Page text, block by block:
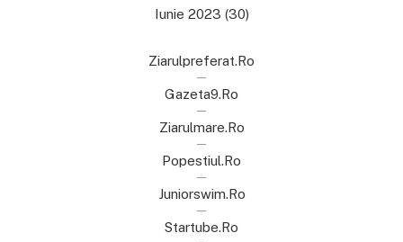
Iunie 2023 (30)
Ziarulpreferat.ro
Gazeta9.ro
Ziarulmare.ro
Popestiul.ro
Juniorswim.ro
Startube.ro